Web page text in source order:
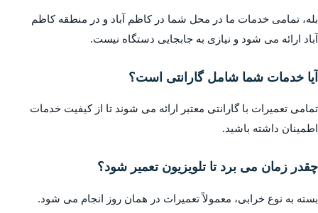
بله، تمامی خدمات ما در محل شما در کاظم آباد و در منطقه کاظم
آباد ارائه می شود و نیازی به جابجایی دستگاه نیست.
آیا خدمات شما شامل گارانتی است؟
تمامی تعمیرات با گارانتی معتبر ارائه می شوند تا از کیفیت خدمات
اطمینان داشته باشید.
چقدر زمان می برد تا تلویزیون تعمیر شود؟
بسته به نوع خرابی، معمولاً تعمیرات در همان روز انجام می شود.